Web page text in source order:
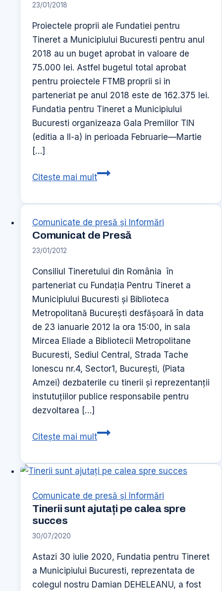
23/01/2018
Proiectele proprii ale Fundatiei pentru
Tineret a Municipiului Bucuresti pentru anul
2018 au un buget aprobat in valoare de
75.000 lei. Astfel bugetul total aprobat
pentru proiectele FTMB proprii si in
parteneriat pe anul 2018 este de 162.375 lei.
Fundatia pentru Tineret a Municipiului
Bucuresti organizeaza Gala Premiilor TIN
(editia a II-a) in perioada Februarie—Martie
[…]
Citește mai multProiectele
pentru
Tineret
Municipiului
Bucuresti
in
anul
2018
Comunicate de presă şi Informări
Comunicat de Presă
23/01/2012
Consiliul Tineretului din România în
parteneriat cu Fundația Pentru Tineret a
Municipiului Bucuresti și Biblioteca
Metropolitană București desfășoară în data
de 23 ianuarie 2012 la ora 15:00, in sala
Mircea Eliade a Bibliotecii Metropolitane
Bucuresti, Sediul Central, Strada Tache
Ionescu nr.4, Sector1, București, (Piata
Amzei) dezbaterile cu tinerii și reprezentanții
instutuțiilor publice responsabile pentru
dezvoltarea […]
Citește mai multComunicat
Comunicate de presă şi Informări
Tinerii sunt ajutați pe calea spre
succes
30/07/2020
Astazi 30 iulie 2020, Fundatia pentru Tineret
a Municipiului Bucuresti, reprezentata de
colegul nostru Damian DEHELEANU, a fost